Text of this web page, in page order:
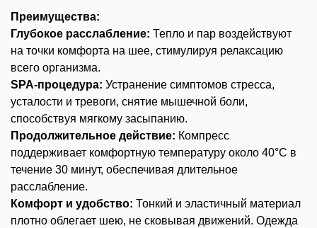
Преимущества:
Глубокое расслабление: Тепло и пар воздействуют
на точки комфорта на шее, стимулируя релаксацию
всего организма.
SPA-процедура: Устранение симптомов стресса,
усталости и тревоги, снятие мышечной боли,
способствуя мягкому засыпанию.
Продолжительное действие: Компресс
поддерживает комфортную температуру около 40°C в
течение 30 минут, обеспечивая длительное
расслабление.
Комфорт и удобство: Тонкий и эластичный материал
плотно облегает шею, не сковывая движений. Одежда